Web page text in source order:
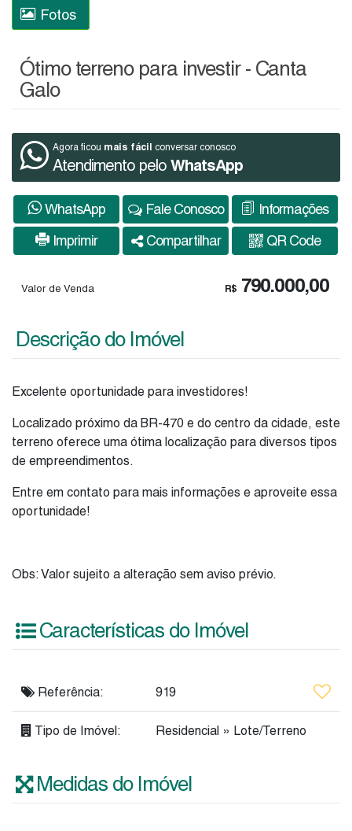
Fotos
Ótimo terreno para investir - Canta
Galo
Agora ficou mais fácil conversar conosco
Atendimento pelo WhatsApp
WhatsApp Fale Conosco
Informações
Imprimir
Compartilhar QR Code
R$ 790.000,00
Valor de Venda
Descrição do Imóvel
Excelente oportunidade para investidores!
Localizado próximo da BR-470 e do centro da cidade, este
terreno oferece uma ótima localização para diversos tipos
de empreendimentos.
Entre em contato para mais informações e aproveite essa
oportunidade!
Obs: Valor sujeito a alteração sem aviso prévio.
Características do Imóvel
Referência: 919
Tipo de Imóvel: Residencial » Lote/Terreno
Medidas do Imóvel